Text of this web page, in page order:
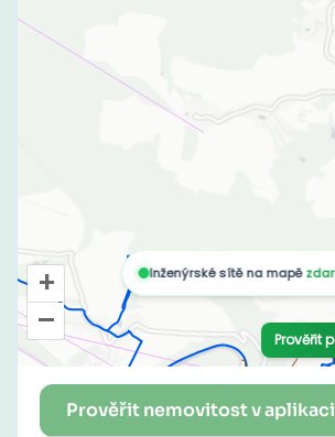
Prověřit nemovitost v aplikaci